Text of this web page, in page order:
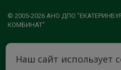
© 2005-2026 АНО ДПО
КОМБИНАТ"
МЫ В СОЦСЕТЯХ
Наш сайт использует